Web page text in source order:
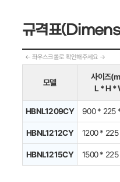
규격표
모델
사이즈
L * H *
HBNL1209CY 900 * 225
HBNL1212CY 1200 * 225
HBNL1215CY 1500 * 225